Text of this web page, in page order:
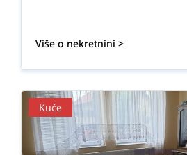
Više o nekretnini >
Kuće